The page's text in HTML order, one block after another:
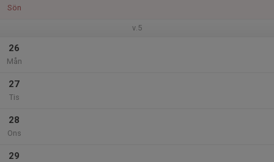
Sön
v.5
26
Mån
27
Tis
28
Ons
29